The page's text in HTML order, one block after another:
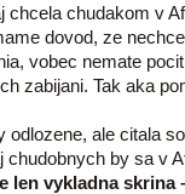
chcela chudakom v
dovod, ze
vobec nemate
zabijani. Tak aka
odlozene, ale citala
chudobnych by sa v
len vykladna skrina